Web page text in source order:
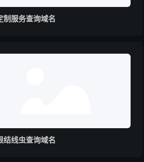
制服务查询域名
结线虫查询域名